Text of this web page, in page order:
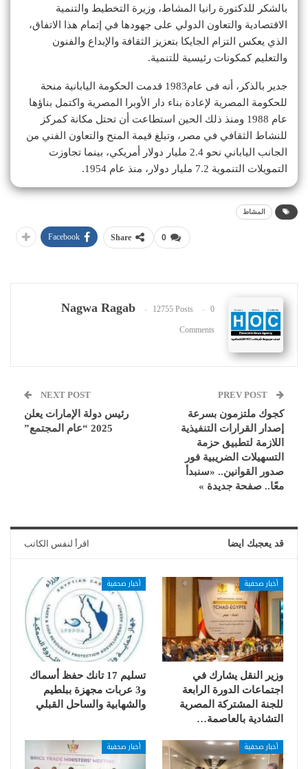
بالشكر للدكتورة رانيا المشاط، وزيرة التخطيط والتنمية
الاقتصادية والتعاون الدولي على جهودها في إتمام هذا الاتفاق،
الذي يعكس التزام الجايكا بتعزيز الثقافة والإبداع والفنون
والتعليم كمكونات رئيسية للتنمية.
جدير بالذكر، أنه فى عام1983 قدمت الحكومة اليابانية منحة
للحكومة المصرية لإعادة بناء دار الأوبرا المصرية واكتمل بناؤها
عام 1988 ومنذ ذلك الحين استطاعت أن تحتل مكانة كمركز
للنشاط الثقافي في مصر، وتبلغ قيمة المنح والتعاون الفني من
الجانب الياباني نحو 2.4 مليار دولار أمريكي، بينما تجاوزت
التمويلات التنموية 7.2 مليار دولار، منذ عام 1954.
المشاط
0
Share
Facebook
Nagwa Ragab 12755 Posts 0
Comments
كجوك ملتزمون بسرعة
إصدار القرارات التنفيذية
اللازمة لتطبيق حزمة
التسهيلات الضريبية فور
صدور القوانين.. «سنبدأ
معًا.. صفحة جديدة »
NEXT POST
رئيس دولة الإمارات يعلن
2025 “عام المجتمع”
قد يعجبك ايضا اقرأ لنفس الكاتب
أخبار صحفية
وزير النقل يشارك في
اجتماعات الدورة الرابعة
للجنة المشتركة المصرية
التشادية بالعاصمة…
أخبار صحفية
تسليم 17 تانك حفظ أسماك
و3 عربات مجهزة ببلطيم
والشهابية والساحل القبلي
أخبار صحفية أخبار صحفية